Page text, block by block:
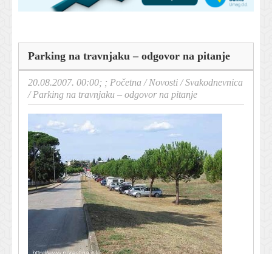
Parking na travnjaku – odgovor na pitanje
20.08.2007. 00:00; ; Početna /Novosti /Svakodnevnica
/Parking na travnjaku – odgovor na pitanje